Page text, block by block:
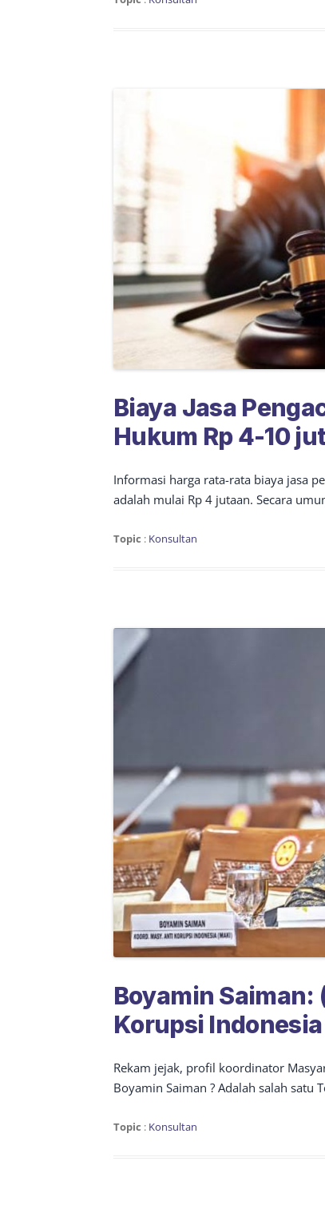
Biaya Jasa
Hukum Rp 4-10
Informasi harga rata-rata biaya jasa
adalah mulai Rp 4 jutaan. Secara
Topic : Konsultan
Boyamin
Korupsi Indonesia
Rekam jejak, profil koordinator
Boyamin Saiman ? Adalah salah
Topic : Konsultan